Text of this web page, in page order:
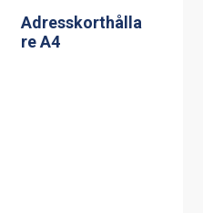
Adresskorthålla
re A5